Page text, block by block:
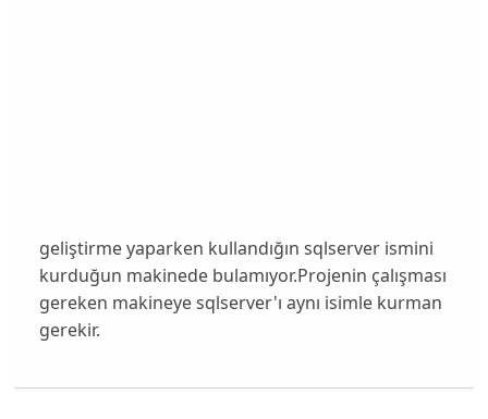
geliştirme yaparken kullandığın sqlserver ismini
kurduğun makinede bulamıyor.Projenin çalışması
gereken makineye sqlserver'ı aynı isimle kurman
gerekir.